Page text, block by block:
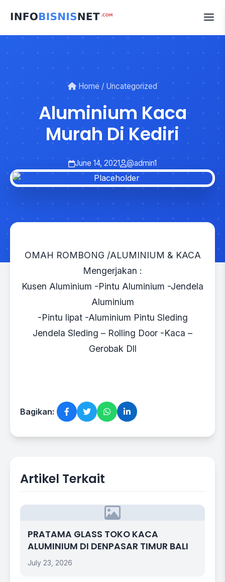
Home / Uncategorized
Aluminium Kaca
Murah Di Kediri
June 14, 2021 @admin1
OMAH ROMBONG /ALUMINIUM & KACA
Mengerjakan :
Kusen Aluminium -Pintu Aluminium -Jendela
Aluminium
-Pintu lipat -Aluminium Pintu Sleding
Jendela Sleding – Rolling Door -Kaca –
Gerobak Dll
Bagikan:
Artikel Terkait
PRATAMA GLASS TOKO KACA
ALUMINIUM DI DENPASAR TIMUR BALI
July 23, 2026